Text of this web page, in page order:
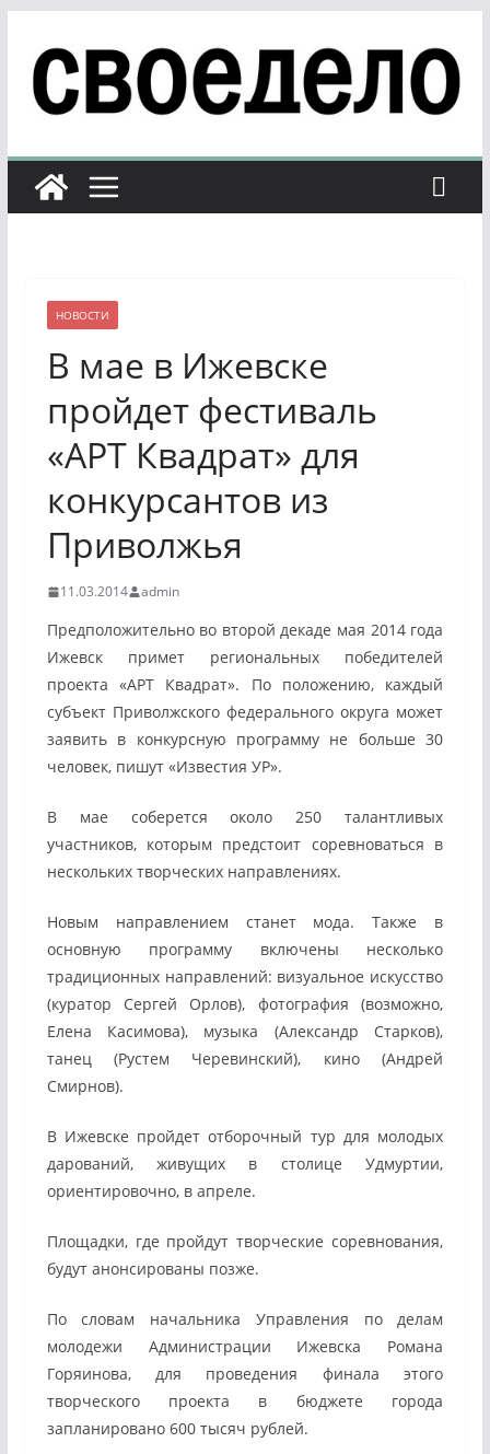
содержимому
НОВОСТИ
В мае в Ижевске
пройдет фестиваль
«АРТ Квадрат» для
конкурсантов из
Приволжья
11.03.2014 admin
Предположительно во второй декаде мая 2014 года
Ижевск примет региональных победителей
проекта «АРТ Квадрат». По положению, каждый
субъект Приволжского федерального округа может
заявить в конкурсную программу не больше 30
человек, пишут «Известия УР».
В мае соберется около 250 талантливых
участников, которым предстоит соревноваться в
нескольких творческих направлениях.
Новым направлением станет мода. Также в
основную программу включены несколько
традиционных направлений: визуальное искусство
(куратор Сергей Орлов), фотография (возможно,
Елена Касимова), музыка (Александр Старков),
танец (Рустем Черевинский), кино (Андрей
Смирнов).
В Ижевске пройдет отборочный тур для молодых
дарований, живущих в столице Удмуртии,
ориентировочно, в апреле.
Площадки, где пройдут творческие соревнования,
будут анонсированы позже.
По словам начальника Управления по делам
молодежи Администрации Ижевска Романа
Горяинова, для проведения финала этого
творческого проекта в бюджете города
запланировано 600 тысяч рублей.